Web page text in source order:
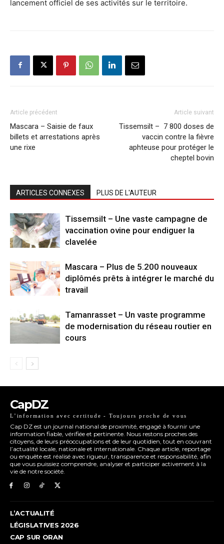
lancement officiel de ses activités sur le territoire.
Article précédent
Mascara – Saisie de faux
billets et arrestations après
une rixe
Article suivant
Tissemsilt – 7 800 doses de
vaccin contre la fièvre
aphteuse pour protéger le
cheptel bovin
ARTICLES CONNEXES PLUS DE L'AUTEUR
Tissemsilt – Une vaste campagne de
vaccination ovine pour endiguer la
clavelée
Mascara – Plus de 5.200 nouveaux
diplômés prêts à intégrer le marché du
travail
Tamanrasset – Un vaste programme
de modernisation du réseau routier en
cours
CapDZ
L’information avec certitude - Toujours proche de vous
Cap DZ est un journal national de proximité, engagé à fournir une
information fiable, vérifiée et pertinente. Nous restons proches des
citoyens, de leurs préoccupations et de leur quotidien, tout en couvrant
l’actualité locale, nationale et internationale. Chaque article, reportage
ou enquête est réalisé avec rigueur, transparence et responsabilité, afin
que vous puissiez comprendre, analyser et participer activement à la
vie de notre société.
L’ACTUALITÉ
LÉGISLATIVES 2026
CAP SUR ORAN